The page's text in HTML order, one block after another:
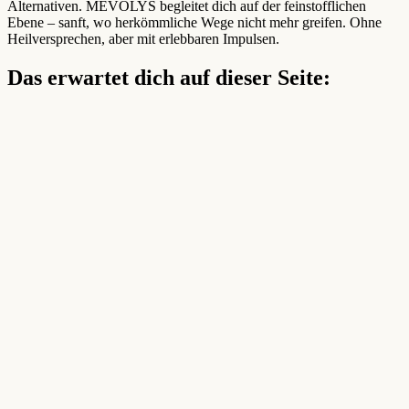
Alternativen. MEVOLYS begleitet dich auf der feinstofflichen
Ebene – sanft, wo herkömmliche Wege nicht mehr greifen. Ohne
Heilversprechen, aber mit erlebbaren Impulsen.
Das erwartet dich auf dieser Seite: